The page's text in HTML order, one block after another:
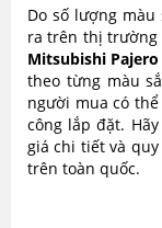
Do số lượng
ra trên thị trường
Mitsubishi
theo từng màu
người mua có
công lắp đặt.
giá chi tiết và
trên toàn quốc.